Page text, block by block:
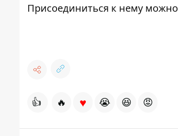
Присоединиться к нему можно
👍 🔥 ♥ 😭 😆 😡